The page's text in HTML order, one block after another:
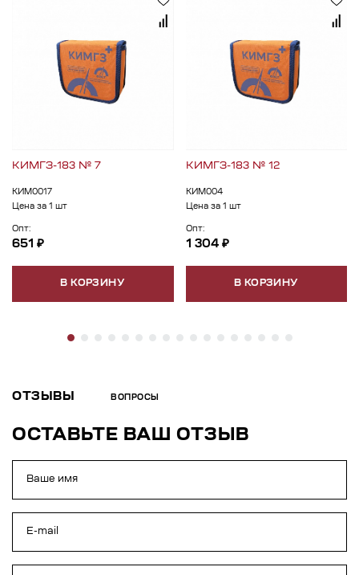
КИМГЗ-183 № 7
КИМ0017
Цена за 1 шт
Опт:
651 ₽
В КОРЗИНУ
КИМГЗ-183 № 12
КИМ004
Цена за 1 шт
Опт:
1 304 ₽
В КОРЗИНУ
ОТЗЫВЫ ВОПРОСЫ
ОСТАВЬТЕ ВАШ ОТЗЫВ